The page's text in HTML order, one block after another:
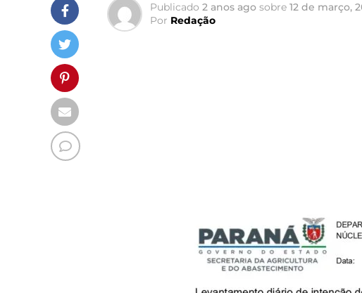
Publicado 2 anos ago sobre 12 de março,
Por Redação